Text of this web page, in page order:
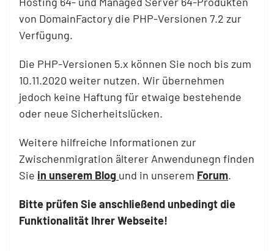
von DomainFactory die PHP-Versionen 7.2 zur
Verfügung.
Die PHP-Versionen 5.x können Sie noch bis zum
10.11.2020 weiter nutzen. Wir übernehmen
jedoch keine Haftung für etwaige bestehende
oder neue Sicherheitslücken.
Weitere hilfreiche Informationen zur
Zwischenmigration älterer Anwendunegn finden
Sie in unserem Blog und in unserem Forum.
Bitte prüfen Sie anschließend unbedingt die
Funktionalität Ihrer Webseite!